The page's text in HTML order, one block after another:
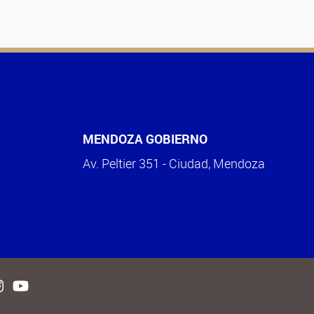
MENDOZA GOBIERNO
Av. Peltier 351 - Ciudad, Mendoza